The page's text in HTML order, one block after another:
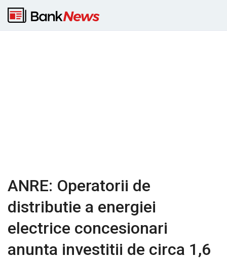
ANRE: Operatorii de
distributie a energiei
electrice concesionari
anunta investitii de circa 1,6